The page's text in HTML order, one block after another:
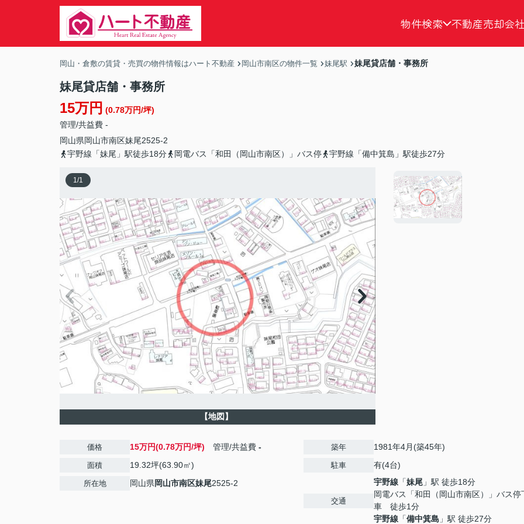
物件検索 不動産売却会
岡山・倉敷の賃貸・売買の物件情報はハート不動産 岡山市南区の物件一覧 妹尾駅 妹尾貸店舗・事務所
妹尾貸店舗・事務所
15万円 (0.78万円/坪)
管理/共益費 -
岡山県岡山市南区妹尾2525-2
宇野線「妹尾」駅徒歩18分
岡電バス「和田（岡山市南区）」バス停 宇野線「備中箕島」駅徒歩27分
1/1
【地図】
価格 15万円(0.78万円/坪) 管理/共益費 -
面積 19.32坪(63.90㎡)
所在地 岡山県岡山市南区妹尾2525-2
築年 1981年4月(築45年)
駐車 有(4台)
交通
宇野線 「妹尾 」駅 徒歩18分
岡電バス「和田（岡山市南区）」バス停
車 徒歩1分
宇野線 「備中箕島 」駅 徒歩27分